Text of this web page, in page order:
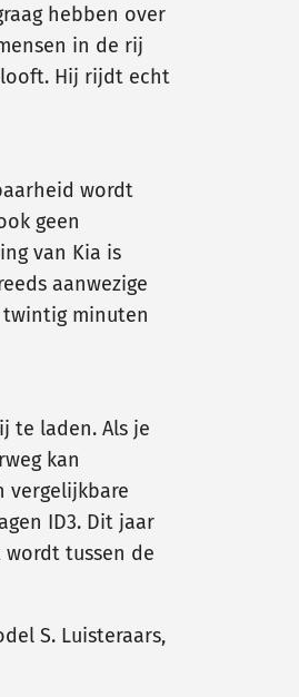
hebben over
in de rij
Hij rijdt echt
wordt
geen
van Kia is
aanwezige
minuten
te laden. Als je
kan
vergelijkbare
ID3. Dit jaar
tussen de
S. Luisteraars,